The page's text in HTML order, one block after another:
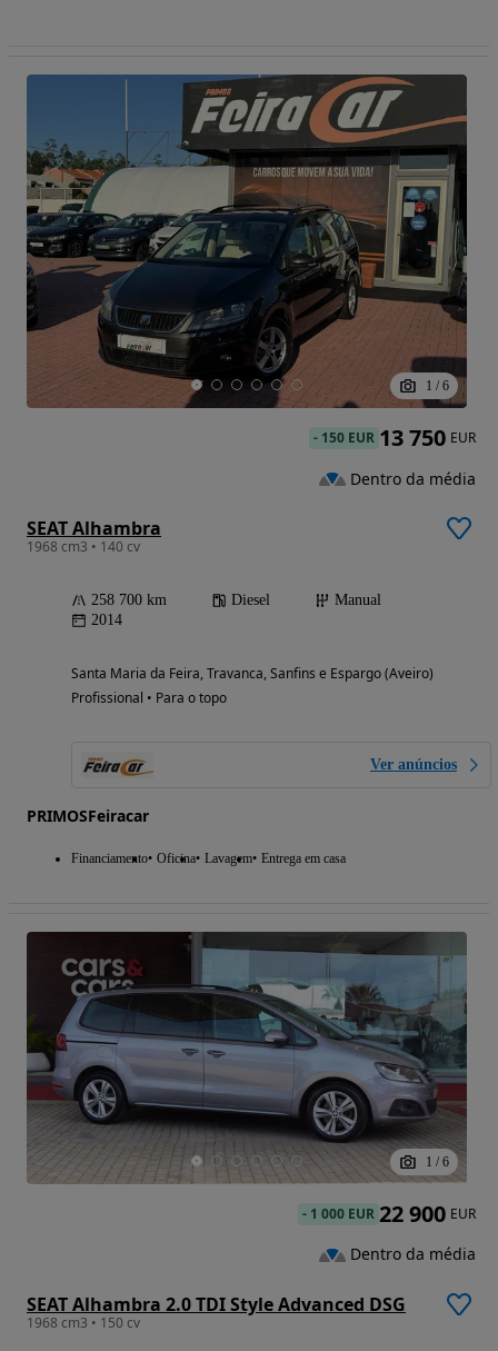
1 / 6
SEAT Alhambra
1968 cm3 • 140 cv
258 700 km Diesel
Manual
2014
Santa Maria da Feira, Travanca, Sanfins e Espargo (Aveiro)
Profissional • Para o topo
Ver anúncios
PRIMOSFeiracar
Financiamento Oficina Lavagem Entrega em casa
- 150 EUR 13 750 EUR
Dentro da média
1 / 6
SEAT Alhambra 2.0 TDI Style Advanced DSG
1968 cm3 • 150 cv
- 1 000 EUR 22 900 EUR
Dentro da média